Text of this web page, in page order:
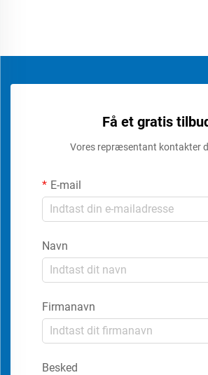
Få et gratis
Vores repræsentant kontakter
E-mail
Navn
Firmanavn
Besked